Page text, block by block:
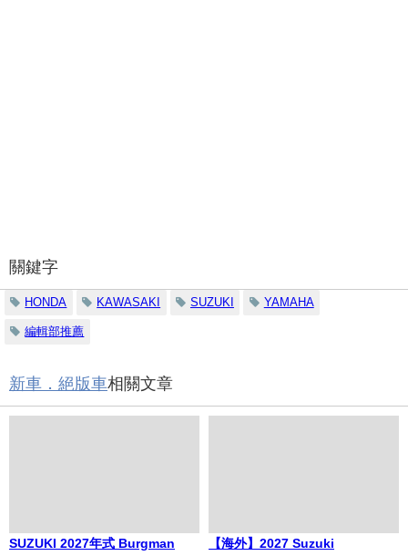
關鍵字
HONDA KAWASAKI SUZUKI YAMAHA
編輯部推薦
新車．絕版車相關文章
SUZUKI 2027年式 Burgman
【海外】2027 Suzuki